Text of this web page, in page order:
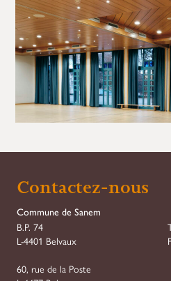
Demande de
Réservation
Contactez-nous
Commune de Sanem
B.P. 74
L-4401 Belvaux
60, rue de la Poste